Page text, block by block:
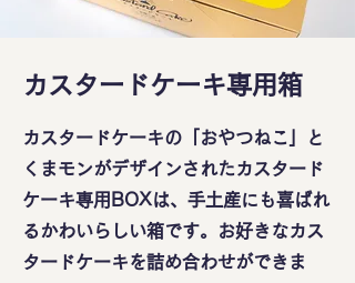
​カスタードケーキ専用箱
カスタードケーキの「おやつねこ」と
くまモンがデザインされたカスタード
ケーキ専用BOXは、手土産にも喜ばれ
るかわいらしい箱です。お好きなカス
タードケーキを詰め合わせができま